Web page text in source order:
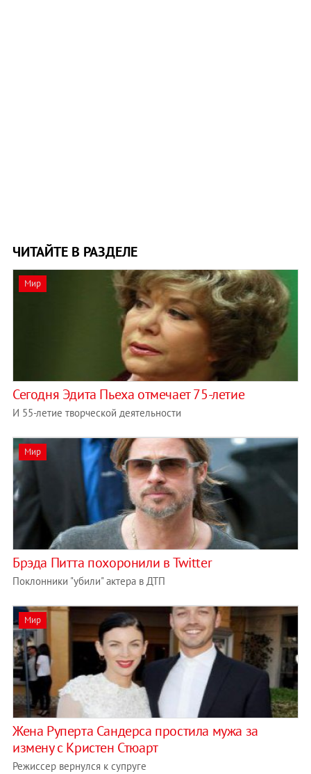
ЧИТАЙТЕ В РАЗДЕЛЕ
Мир
Сегодня Эдита Пьеха отмечает 75-летие
И 55-летие творческой деятельности
Мир
Брэда Питта похоронили в Twitter
Поклонники "убили" актера в ДТП
Мир
Жена Руперта Сандерса простила мужа за
измену с Кристен Стюарт
Режиссер вернулся к супруге